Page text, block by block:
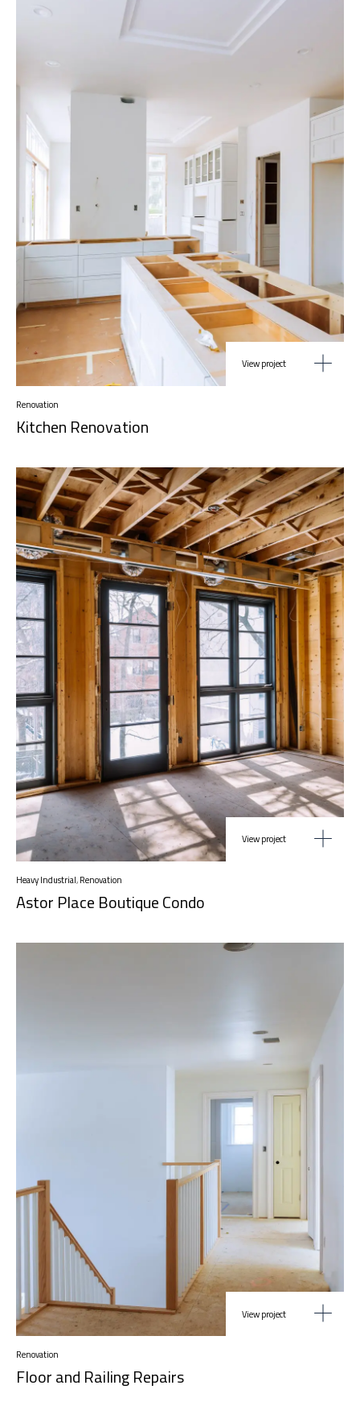
View project
Renovation
Kitchen Renovation
View project
Heavy Industrial,Renovation
Astor Place Boutique Condo
View project
Renovation
Floor and Railing Repairs